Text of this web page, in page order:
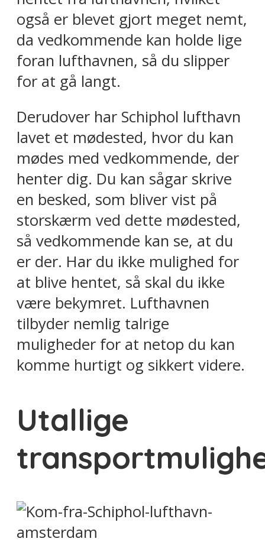
også er blevet gjort meget nemt,
da vedkommende kan holde lige
foran lufthavnen, så du slipper
for at gå langt.
Derudover har Schiphol lufthavn
lavet et mødested, hvor du kan
mødes med vedkommende, der
henter dig. Du kan sågar skrive
en besked, som bliver vist på
storskærm ved dette mødested,
så vedkommende kan se, at du
er der. Har du ikke mulighed for
at blive hentet, så skal du ikke
være bekymret. Lufthavnen
tilbyder nemlig talrige
muligheder for at netop du kan
komme hurtigt og sikkert videre.
Utallige